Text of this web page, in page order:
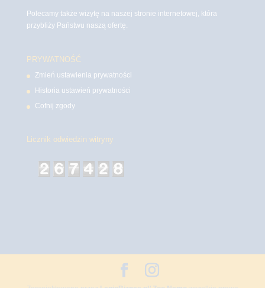
Polecamy także wizytę na naszej stronie internetowej, która
przybliży Państwu naszą ofertę.
PRYWATNOŚĆ
Zmień ustawienia prywatności
Historia ustawień prywatności
Cofnij zgody
Licznik odwiedzin witryny